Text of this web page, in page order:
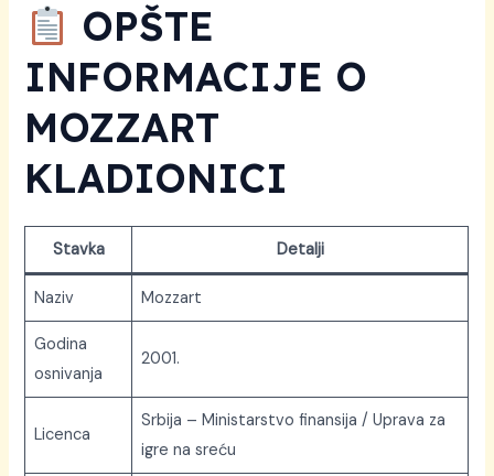
OPŠTE
INFORMACIJE O
MOZZART
KLADIONICI
Stavka Detalji
Naziv Mozzart
Godina
osnivanja
2001.
Licenca
Srbija – Ministarstvo finansija / Uprava za
igre na sreću